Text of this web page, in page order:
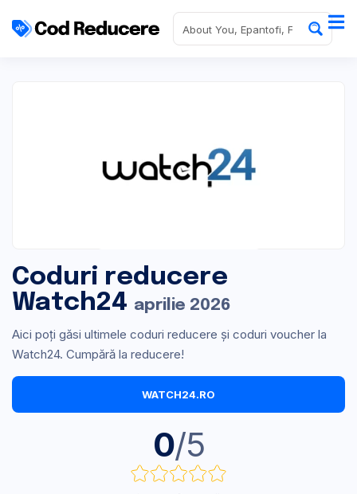
Coduri reducere
Watch24 aprilie 2026
Aici poți găsi ultimele coduri reducere și coduri voucher la
Watch24. Cumpără la reducere!
WATCH24.RO
0/5